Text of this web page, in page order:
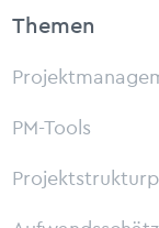
Themen
PM-Tools